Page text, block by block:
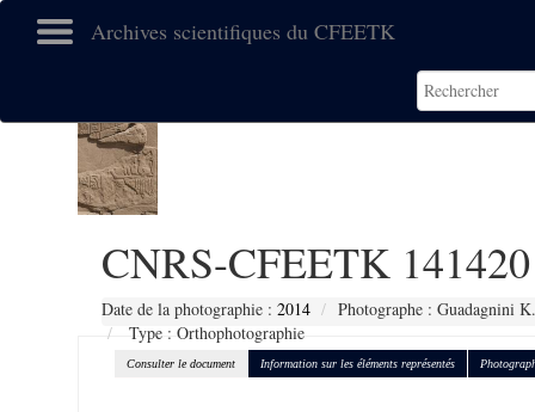
Archives scientifiques du CFEETK
CNRS-CFEETK 141420
Date de la photographie : 2014
Photographe : Guadagnini K.
Type : Orthophotographie
Consulter le document Information sur les éléments représentés